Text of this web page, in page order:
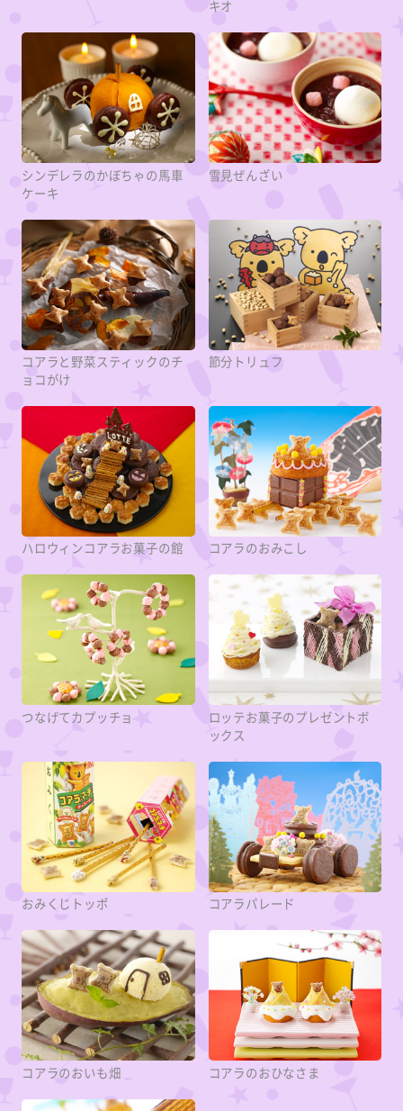
キオ
シンデレラのかぼちゃの馬車
ケーキ
雪見ぜんざい
コアラと野菜スティックのチ
ョコがけ
節分トリュフ
ハロウィンコアラお菓子の館 コアラのおみこし
つなげてカプッチョ
ロッテお菓子のプレゼントボ
ックス
おみくじトッポ コアラパレード
コアラのおいも畑 コアラのおひなさま